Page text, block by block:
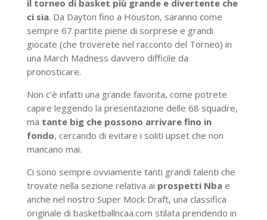
il torneo di basket più grande e divertente che
ci sia. Da Dayton fino a Houston, saranno come
sempre 67 partite piene di sorprese e grandi
giocate (che troverete nel racconto del Torneo) in
una March Madness davvero difficile da
pronosticare.
Non c’è infatti una grande favorita, come potrete
capire leggendo la presentazione delle 68 squadre,
ma tante big che possono arrivare fino in
fondo, cercando di evitare i soliti upset che non
mancano mai.
Ci sono sempre ovviamente tanti grandi talenti che
trovate nella sezione relativa ai prospetti Nbae
anche nel nostro Super Mock Draft, una classifica
originale di basketballncaa.com stilata prendendo in